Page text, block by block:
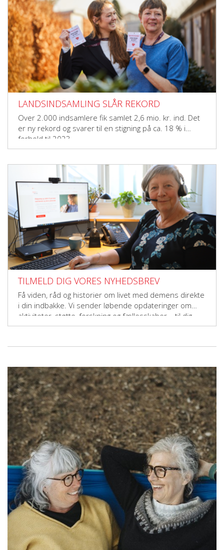
LANDSINDSAMLING SLÅR REKORD
Over 2.000 indsamlere fik samlet 2,6 mio. kr. ind. Det
er ny rekord og svarer til en stigning på ca. 18 % i
forhold til 2023.
TILMELD DIG VORES NYHEDSBREV
Få viden, råd og historier om livet med demens direkte
i din indbakke. Vi sender løbende opdateringer om
aktiviteter, støtte, forskning og fællesskaber – til dig,
der vil gøre en forskel.